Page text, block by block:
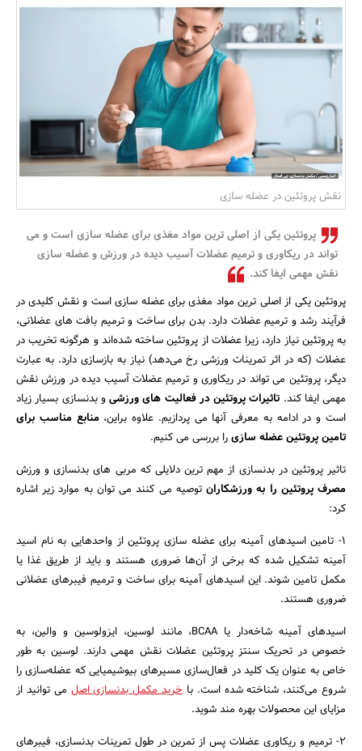
نقش پروتئین در عضله سازی
پروتئین یکی از اصلی ترین مواد مغذی برای عضله ‌سازی است و می
تواند در ریکاوری و ترمیم عضلات آسیب دیده در ورزش و عضله سازی
نقش مهمی ایفا کند.
پروتئین یکی از اصلی ترین مواد مغذی برای عضله ‌سازی است و نقش کلیدی در
فرآیند رشد و ترمیم عضلات دارد. بدن برای ساخت و ترمیم بافت ‌های عضلانی،
به پروتئین نیاز دارد، زیرا عضلات از پروتئین ساخته شده‌اند و هرگونه تخریب در
عضلات (که در اثر تمرینات ورزشی رخ می‌دهد) نیاز به بازسازی دارد. به عبارت
دیگر، پروتئین می تواند در ریکاوری و ترمیم عضلات آسیب دیده در ورزش نقش
مهمی ایفا کند. تاثیرات پروتئین در فعالیت های ورزشیو بدنسازی بسیار زیاد
است و در ادامه به معرفی آنها می پردازیم. علاوه براین،منابع مناسب برای
تامین پروتئین عضله سازیرا بررسی می کنیم.
تاثیر پروتئین در بدنسازی از مهم ترین دلایلی که مربی های بدنسازی و ورزش
مصرف پروتئین را به ورزشکارانتوصیه می کنند می توان به موارد زیر اشاره
کرد:
1- تامین اسیدهای آمینه برای عضله ‌سازی پروتئین از واحدهایی به نام اسید
آمینه تشکیل شده که برخی از آن‌ها ضروری هستند و باید از طریق غذا یا
مکمل‌ تامین شوند. این اسیدهای آمینه برای ساخت و ترمیم فیبرهای عضلانی
ضروری هستند.
اسیدهای آمینه شاخه‌دار یا BCAA، مانند لوسین، ایزولوسین و والین، به
خصوص در تحریک سنتز پروتئین عضلات نقش مهمی دارند. لوسین به طور
خاص به عنوان یک کلید در فعال‌سازی مسیرهای بیوشیمیایی که عضله‌سازی را
شروع می‌کنند، شناخته شده است. با خرید مکمل بدنسازی اصل می توانید از
مزایای این محصولات بهره مند شوید.
2- ترمیم و ریکاوری عضلات پس از تمرین در طول تمرینات بدنسازی، فیبرهای